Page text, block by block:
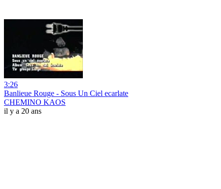
3:26
Banlieue Rouge - Sous Un Ciel ecarlate
CHEMINO KAOS
il y a 20 ans